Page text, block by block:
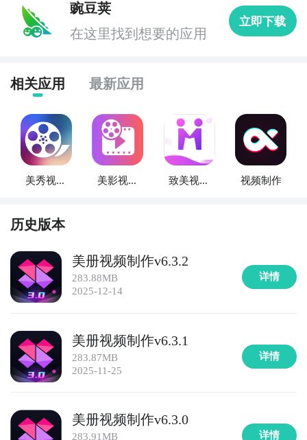
豌豆荚
在这里找到想要的应用
立即下载
相关应用 最新应用
美秀视频
美影视频
致美视频
视频制作
历史版本
美册视频制作v6.3.2
283.88MB
2025-12-14
详情
美册视频制作v6.3.1
283.87MB
2025-11-25
详情
美册视频制作v6.3.0
283.91MB
详情